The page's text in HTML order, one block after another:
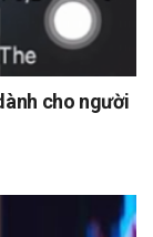
cho người